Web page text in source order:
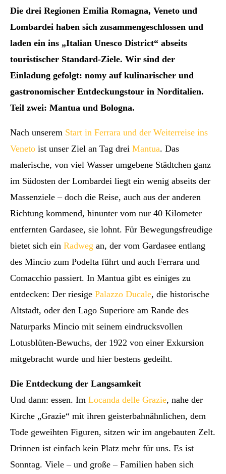
Die drei Regionen Emilia Romagna, Veneto und
Lombardei haben sich zusammengeschlossen und
laden ein ins „Italian Unesco District“ abseits
touristischer Standard-Ziele. Wir sind der
Einladung gefolgt: nomy auf kulinarischer und
gastronomischer Entdeckungstour in Norditalien.
Teil zwei: Mantua und Bologna.
Nach unserem Start in Ferrara und der Weiterreise ins
Veneto ist unser Ziel an Tag drei Mantua. Das
malerische, von viel Wasser umgebene Städtchen ganz
im Südosten der Lombardei liegt ein wenig abseits der
Massenziele – doch die Reise, auch aus der anderen
Richtung kommend, hinunter vom nur 40 Kilometer
entfernten Gardasee, sie lohnt. Für Bewegungsfreudige
bietet sich ein Radweg an, der vom Gardasee entlang
des Mincio zum Podelta führt und auch Ferrara und
Comacchio passiert. In Mantua gibt es einiges zu
entdecken: Der riesige Palazzo Ducale, die historische
Altstadt, oder den Lago Superiore am Rande des
Naturparks Mincio mit seinem eindrucksvollen
Lotusblüten-Bewuchs, der 1922 von einer Exkursion
mitgebracht wurde und hier bestens gedeiht.
Die Entdeckung der Langsamkeit
Und dann: essen. Im Locanda delle Grazie, nahe der
Kirche „Grazie“ mit ihren geisterbahnähnlichen, dem
Tode geweihten Figuren, sitzen wir im angebauten Zelt.
Drinnen ist einfach kein Platz mehr für uns. Es ist
Sonntag. Viele – und große – Familien haben sich